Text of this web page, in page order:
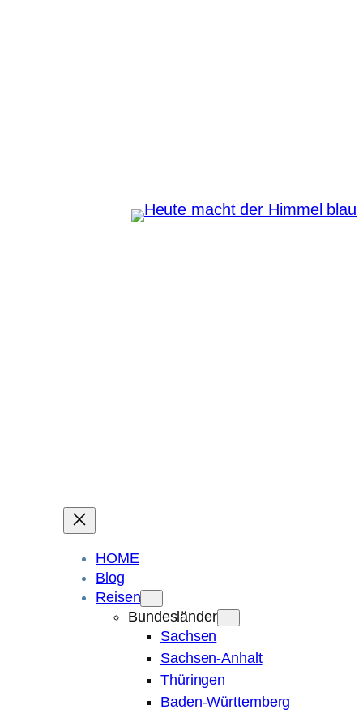
HOME
Blog
Reisen
Bundesländer
Sachsen
Sachsen-Anhalt
Thüringen
Baden-Württemberg